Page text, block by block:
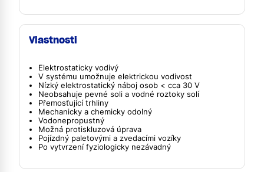
Vlastnosti
Elektrostaticky vodivý
V systému umožnuje elektrickou vodivost
Nízký elektrostatický náboj osob < cca 30 V
Neobsahuje pevné soli a vodné roztoky solí
Přemosťující trhliny
Mechanicky a chemicky odolný
Vodonepropustný
Možná protiskluzová úprava
Pojízdný paletovými a zvedacími vozíky
Po vytvrzení fyziologicky nezávadný